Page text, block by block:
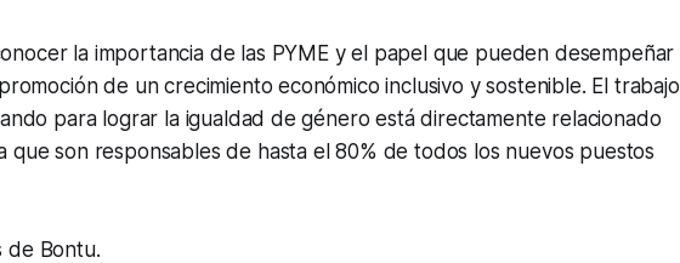
la importancia de las PYME y el papel que pueden desempeñar
de un crecimiento económico inclusivo y sostenible. El trabajo
para lograr la igualdad de género está directamente relacionado
que son responsables de hasta el 80% de todos los nuevos puestos
de Bontu.